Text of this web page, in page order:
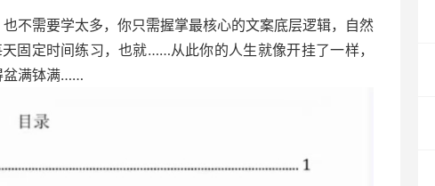
不‬需要学‬太多，你只需握掌‬最核心‬的文案底层逻辑，自然‬
固定时间练习，也就……从此你‬的人生‬就像开挂了‬一样，
盆满钵满……